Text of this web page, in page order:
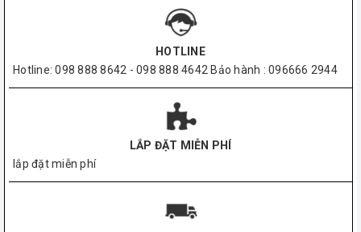
HOTLINE
Hotline: 098 888 8642 - 098 888 4642 Bảo hành : 096666 2944
LẮP ĐẶT MIỄN PHÍ
lắp đặt miễn phí